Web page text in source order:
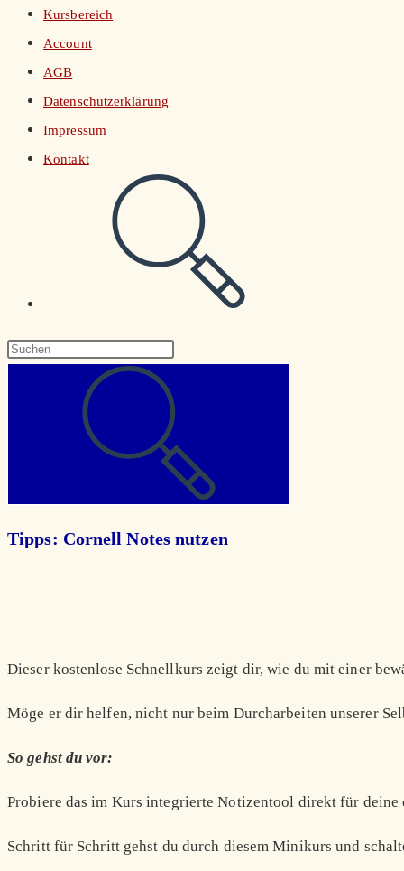
Kursbereich
Account
AGB
Datenschutzerklärung
Impressum
Kontakt
Diese
durchsuchen
Tipps: Cornell Notes nutzen
Dieser kostenlose Schnellkurs zeigt dir, wie du mit einer
Möge er dir helfen, nicht nur beim Durcharbeiten unserer
So gehst du vor:
Probiere das im Kurs integrierte Notizentool direkt für
Schritt für Schritt gehst du durch diesem Minikurs und